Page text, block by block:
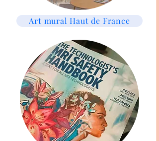
Art mural Haut de France